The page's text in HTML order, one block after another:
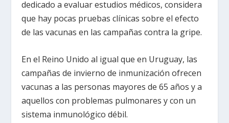
dedicado a evaluar estudios médicos, considera
que hay pocas pruebas clínicas sobre el efecto
de las vacunas en las campañas contra la gripe.
En el Reino Unido al igual que en Uruguay, las
campañas de invierno de inmunización ofrecen
vacunas a las personas mayores de 65 años y a
aquellos con problemas pulmonares y con un
sistema inmunológico débil.